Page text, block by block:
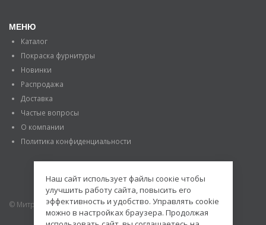
МЕНЮ
Каталог
Покраска фурнитуры
Новинки
Распродажа
Доставка
Частые вопросы
О компании
Политика конфиденциальности
© Митраде. 2020. Все права защищены.
Наш сайт использует файлы соокіе чтобы
улучшить работу сайта, повысить его
эффективность и удобство. Управлять cookie
можно в настройках браузера. Продолжая